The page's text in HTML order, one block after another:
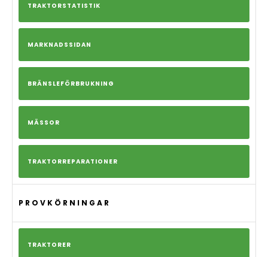
TRAKTORSTATISTIK
MARKNADSSIDAN
BRÄNSLEFÖRBRUKNING
MÄSSOR
TRAKTORREPARATIONER
PROVKÖRNINGAR
TRAKTORER